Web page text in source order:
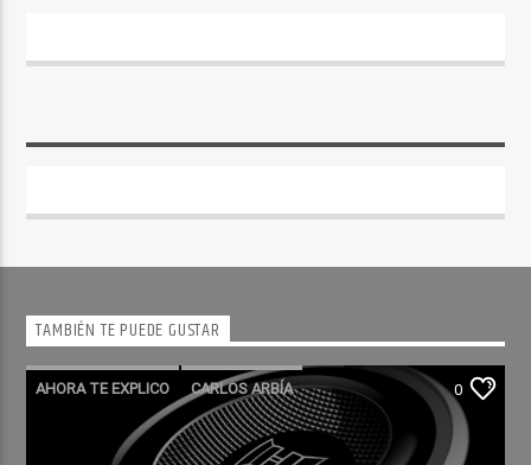
TAMBIÉN TE PUEDE GUSTAR
AHORA TE EXPLICO CARLOS ARBÍA 0